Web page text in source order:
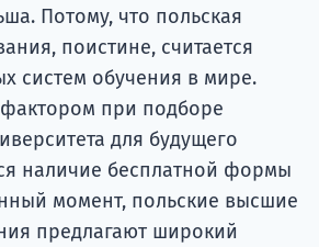
Потому, что польская
поистине, считается
систем обучения в мире.
при подборе
для будущего
наличие бесплатной формы
момент, польские высшие
предлагают широкий